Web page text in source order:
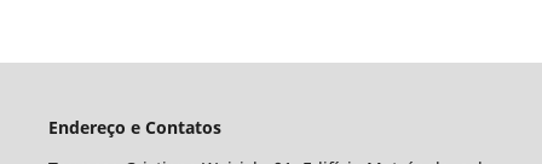
Endereço e Contatos